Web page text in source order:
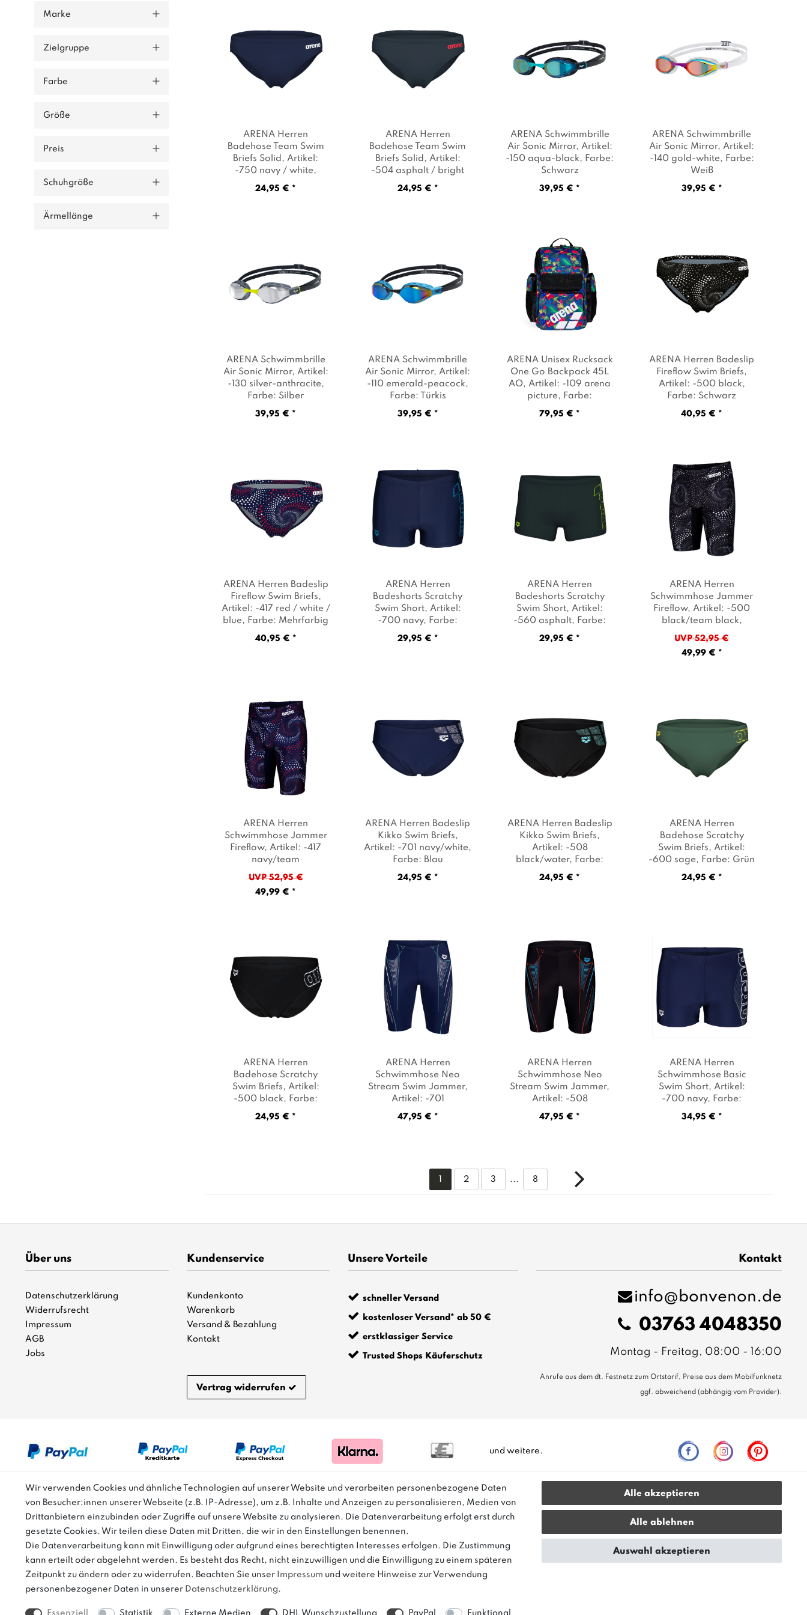
Marke
Zielgruppe
Farbe
Größe
Preis
Schuhgröße
Ärmellänge
ARENA Herren
Badehose Team Swim
Briefs Solid, Artikel:
-750 navy / white,
Farbe: Dunkelblau
24,95 € *
ARENA Herren
Badehose Team Swim
Briefs Solid, Artikel:
-504 asphalt / bright
, Farbe: Anthrazit
24,95 € *
ARENA Schwimmbrille
Air Sonic Mirror, Artikel:
-150 aqua-black, Farbe:
Schwarz
39,95 € *
ARENA Schwimmbrille
Air Sonic Mirror, Artikel:
-140 gold-white, Farbe:
Weiß
39,95 € *
ARENA Schwimmbrille
Air Sonic Mirror, Artikel:
-130 silver-anthracite,
Farbe: Silber
39,95 € *
ARENA Schwimmbrille
Air Sonic Mirror, Artikel:
-110 emerald-peacock,
Farbe: Türkis
39,95 € *
ARENA Unisex Rucksack
One Go Backpack 45L
AO, Artikel: -109 arena
picture, Farbe:
Mehrfarbig
79,95 € *
ARENA Herren Badeslip
Fireflow Swim Briefs,
Artikel: -500 black,
Farbe: Schwarz
40,95 € *
ARENA Herren Badeslip
Fireflow Swim Briefs,
Artikel: -417 red / white /
blue, Farbe: Mehrfarbig
40,95 € *
ARENA Herren
Badeshorts Scratchy
Swim Short, Artikel:
-700 navy, Farbe:
Dunkelblau
29,95 € *
ARENA Herren
Badeshorts Scratchy
Swim Short, Artikel:
-560 asphalt, Farbe:
Anthrazit
29,95 € *
ARENA Herren
Schwimmhose Jammer
Fireflow, Artikel: -500
black/team black,
Farbe: Schwarz
UVP 52,95 €
49,99 € *
ARENA Herren
Schwimmhose Jammer
Fireflow, Artikel: -417
navy/team
redwhiteblue , Farbe:
Blau
UVP 52,95 €
49,99 € *
ARENA Herren Badeslip
Kikko Swim Briefs,
Artikel: -701 navy/white,
Farbe: Blau
24,95 € *
ARENA Herren Badeslip
Kikko Swim Briefs,
Artikel: -508
black/water, Farbe:
Schwarz
24,95 € *
ARENA Herren
Badehose Scratchy
Swim Briefs, Artikel:
-600 sage, Farbe: Grün
24,95 € *
ARENA Herren
Badehose Scratchy
Swim Briefs, Artikel:
-500 black, Farbe:
Schwarz
24,95 € *
ARENA Herren
Schwimmhose Neo
Stream Swim Jammer,
Artikel: -701
navy/white/water
Farbe: Dunkelblau
47,95 € *
ARENA Herren
Schwimmhose Neo
Stream Swim Jammer,
Artikel: -508
black/turquoise/team
, Farbe: Schwarz
47,95 € *
ARENA Herren
Schwimmhose Basic
Swim Short, Artikel:
-700 navy, Farbe:
Dunkelblau
34,95 € *
2 3 ... 8
Über uns
Datenschutzerklärung
Widerrufsrecht
Impressum
AGB
Jobs
Kundenservice
Kundenkonto
Warenkorb
Versand & Bezahlung
Kontakt
Vertrag widerrufen
Unsere Vorteile
schneller Versand
kostenloser Versand* ab 50 €
erstklassiger Service
Trusted Shops Käuferschutz
Kontakt
info@bonvenon.de
03763 4048350
Montag - Freitag, 08:00 - 16:00
Anrufe aus dem dt. Festnetz zum Ortstarif, Preise aus dem Mobilfunknetz
ggf. abweichend (abhängig vom Provider).
und weitere.
Wir verwenden Cookies und ähnliche Technologien auf unserer Website und verarbeiten personenbezogene Daten
von Besucher:innen unserer Webseite (z.B. IP-Adresse), um z.B. Inhalte und Anzeigen zu personalisieren, Medien von
Drittanbietern einzubinden oder Zugriffe auf unsere Website zu analysieren. Die Datenverarbeitung erfolgt erst durch
gesetzte Cookies. Wir teilen diese Daten mit Dritten, die wir in den Einstellungen benennen.
Die Datenverarbeitung kann mit Einwilligung oder aufgrund eines berechtigten Interesses erfolgen. Die Zustimmung
kann erteilt oder abgelehnt werden. Es besteht das Recht, nicht einzuwilligen und die Einwilligung zu einem späteren
Zeitpunkt zu ändern oder zu widerrufen. Beachten Sie unser
Impressum und weitere Hinweise zur Verwendung
personenbezogener Daten in unserer Daten­schutz­erklärung.
Essenziell Statistik Externe Medien DHL Wunschzustellung PayPal Funktional
Alle akzeptieren
Alle ablehnen
Auswahl akzeptieren
Bitte beachten: Der UVP stellt keinen Streichpreis im Sinne einer Preisermäßigung, sondern lediglich einen Preisvergleich zur unverbindlichen Preisempfehlung seitens des
Herstellers dar.